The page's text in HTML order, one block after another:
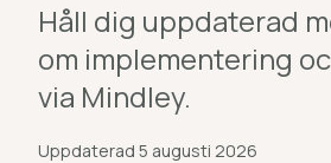
Håll dig uppdaterad
om implementering
via Mindley.
Uppdaterad 5 augusti 2026